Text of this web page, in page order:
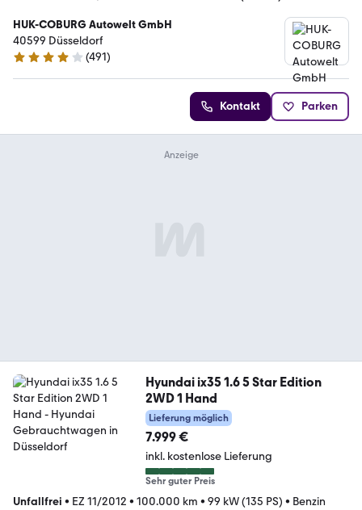
HUK-COBURG Autowelt GmbH
40599 Düsseldorf
4.1 Sterne
(491)
Kontakt Parken
Hyundai ix35 1.6 5 Star Edition
2WD 1 Hand
Lieferung möglich
7.999 €
inkl. kostenlose Lieferung
Sehr guter Preis
Unfallfrei • EZ 11/2012 • 100.000 km • 99 kW (135 PS) • Benzin